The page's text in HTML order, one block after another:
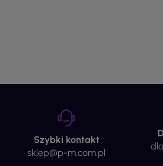
Szybki kontakt
sklep@p-m.com.pl